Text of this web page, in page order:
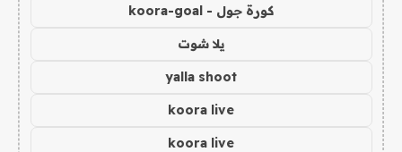
كورة جول - koora-goal
يلا شوت
yalla shoot
koora live
koora live